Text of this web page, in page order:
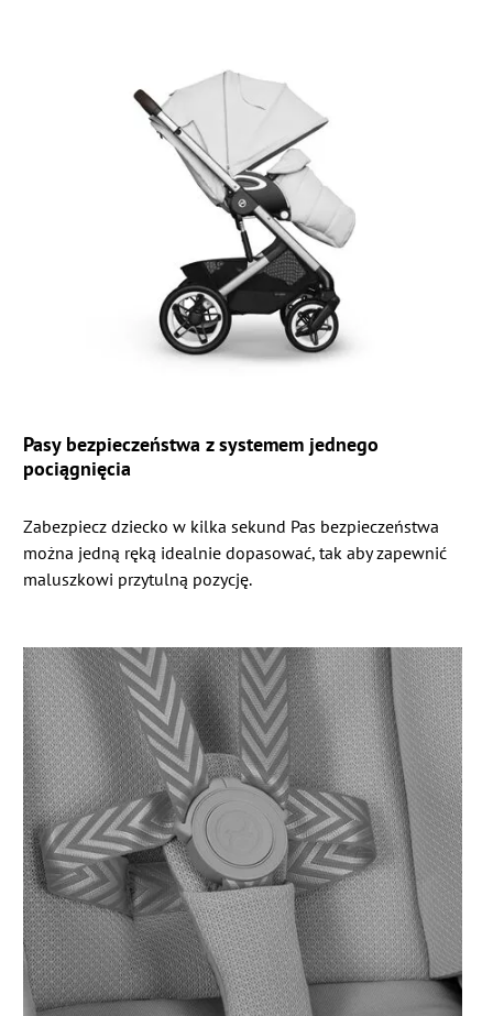
Pasy bezpieczeństwa z systemem jednego
pociągnięcia
Zabezpiecz dziecko w kilka sekund Pas bezpieczeństwa
można jedną ręką idealnie dopasować, tak aby zapewnić
maluszkowi przytulną pozycję.